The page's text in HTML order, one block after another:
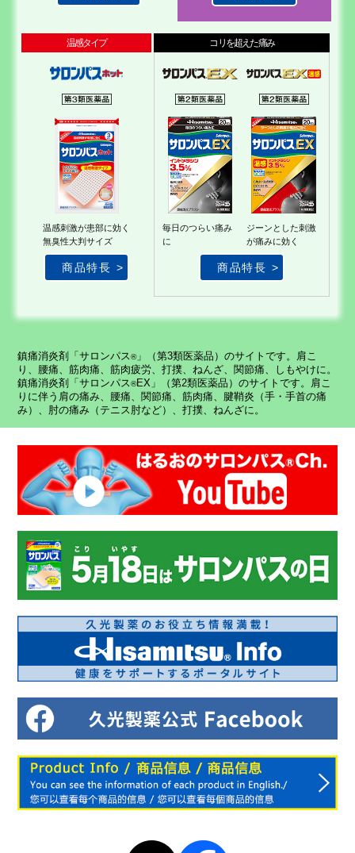
温感タイプ
温感刺激が患部に効く
無臭性大判サイズ
商品特長
コリを超えた痛み
毎日のつらい痛み
に
ジーンとした刺激
が痛みに効く
商品特長
鎮痛消炎剤「サロンパス®」（第3類医薬品）のサイトです。肩こ
り、腰痛、筋肉痛、筋肉疲労、打撲、ねんざ、関節痛、しもやけに。
鎮痛消炎剤「サロンパス®EX」（第2類医薬品）のサイトです。肩こ
りに伴う肩の痛み、腰痛、関節痛、筋肉痛、腱鞘炎（手・手首の痛
み）、肘の痛み（テニス肘など）、打撲、ねんざに。